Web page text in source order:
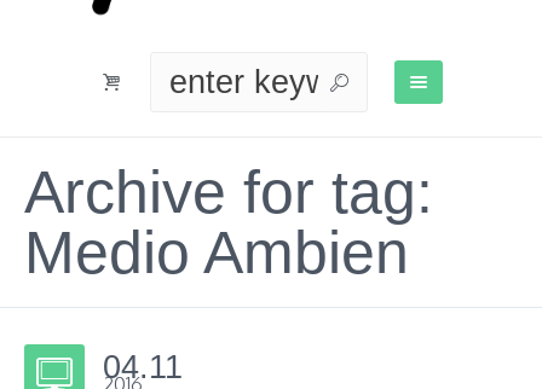
Archive for tag:
Medio Ambien
04.11